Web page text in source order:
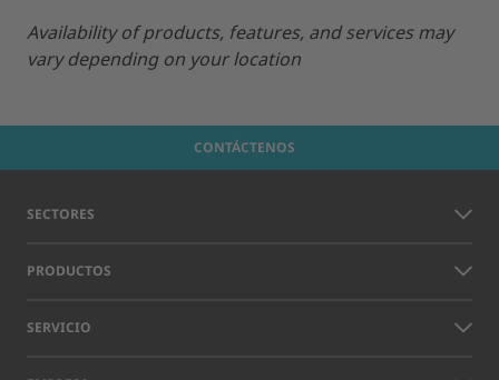
Availability of products, features, and services may
vary depending on your location
CONTÁCTENOS
SECTORES
PRODUCTOS
SERVICIO